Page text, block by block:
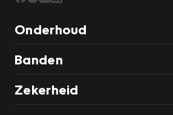
Onderhoud
Banden
Zekerheid